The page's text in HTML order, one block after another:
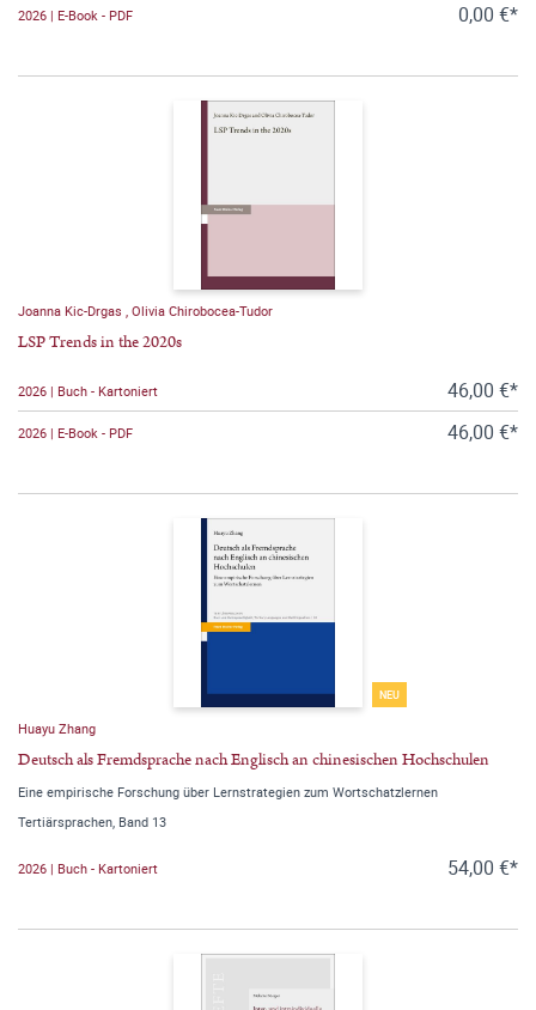
2026 | E-Book - PDF 0,00 €*
Joanna Kic-Drgas , Olivia Chirobocea-Tudor
LSP Trends in the 2020s
2026 | Buch - Kartoniert 46,00 €*
2026 | E-Book - PDF 46,00 €*
NEU
Huayu Zhang
Deutsch als Fremdsprache nach Englisch an chinesischen Hochschulen
Eine empirische Forschung über Lernstrategien zum Wortschatzlernen
Tertiärsprachen, Band 13
2026 | Buch - Kartoniert 54,00 €*